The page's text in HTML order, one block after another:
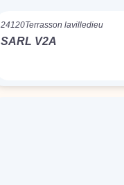
24120Terrasson lavilledieu
SARL V2A